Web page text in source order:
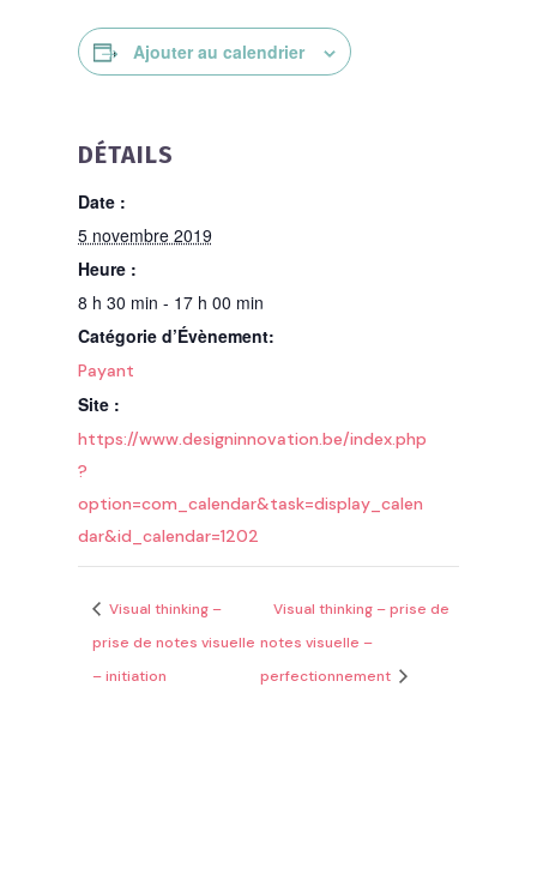
Ajouter au calendrier
DÉTAILS
Date :
5 novembre 2019
Heure :
8 h 30 min - 17 h 00 min
Catégorie d’Évènement:
Payant
Site :
https://www.designinnovation.be/index.php
?
option=com_calendar&task=display_calen
dar&id_calendar=1202
Visual thinking –
prise de notes visuelle
– initiation
Visual thinking – prise de
notes visuelle –
perfectionnement